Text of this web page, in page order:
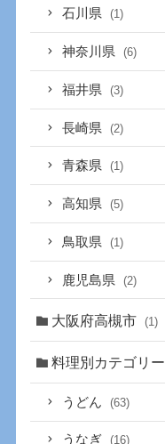
石川県 (1)
神奈川県 (6)
福井県 (3)
長崎県 (2)
青森県 (1)
高知県 (5)
鳥取県 (1)
鹿児島県 (2)
大阪府高槻市 (1)
料理別カテゴリー
うどん (63)
うなぎ (16)